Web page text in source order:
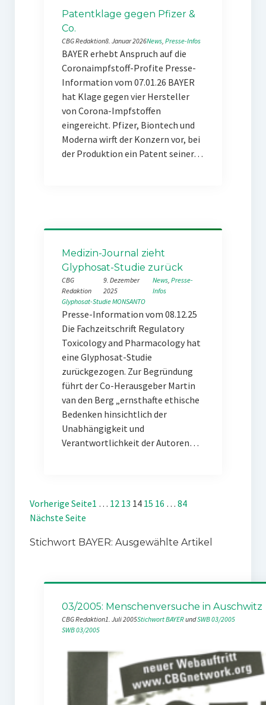
Patentklage gegen Pfizer &
Co.
CBG Redaktion8. Januar 2026News, Presse-Infos
BAYER erhebt Anspruch auf die
Coronaimpfstoff-Profite Presse-
Information vom 07.01.26 BAYER
hat Klage gegen vier Hersteller
von Corona-Impfstoffen
eingereicht. Pfizer, Biontech und
Moderna wirft der Konzern vor, bei
der Produktion ein Patent seiner…
Medizin-Journal zieht
Glyphosat-Studie zurück
CBG
Redaktion
9. Dezember
2025
News, Presse-
Infos
Glyphosat-StudieMONSANTO
Presse-Information vom 08.12.25
Die Fachzeitschrift Regulatory
Toxicology and Pharmacology hat
eine Glyphosat-Studie
zurückgezogen. Zur Begründung
führt der Co-Herausgeber Martin
van den Berg „ernsthafte ethische
Bedenken hinsichtlich der
Unabhängigkeit und
Verantwortlichkeit der Autoren…
Vorherige Seite1 … 12 13 14 15 16 … 84
Nächste Seite
Stichwort BAYER: Ausgewählte Artikel
03/2005: Menschenversuche in Auschwitz
CBG Redaktion1. Juli 2005Stichwort BAYER und SWB 03/2005
SWB 03/2005